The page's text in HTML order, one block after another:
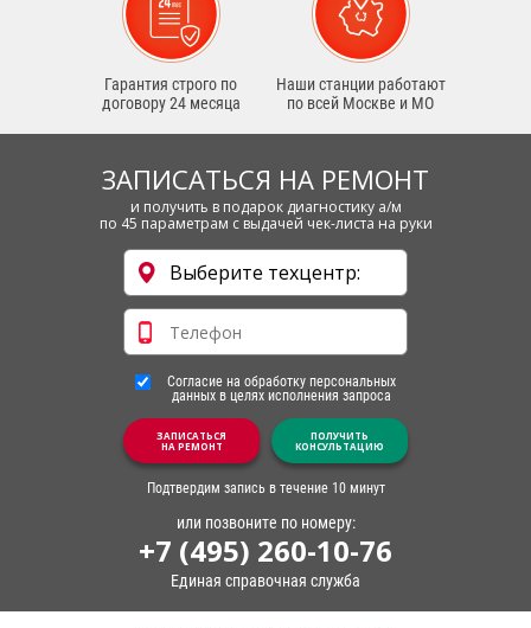
Гарантия строго по
договору 24 месяца
Наши станции работают
по всей Москве и МО
ЗАПИСАТЬСЯ НА РЕМОНТ
и получить в подарок диагностику а/м
по 45 параметрам с выдачей чек-листа на руки
Согласие на обработку персональных
данных в целях исполнения запроса
ЗАПИСАТЬСЯ
НА РЕМОНТ
ПОЛУЧИТЬ
КОНСУЛЬТАЦИЮ
Подтвердим запись в течение 10 минут
или позвоните по номеру:
+7 (495) 260-10-76
Единая справочная служба